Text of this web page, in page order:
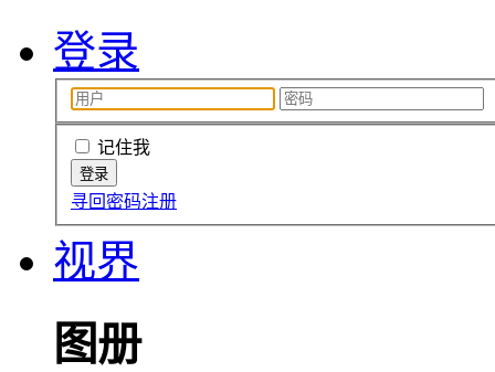
登录
记住我
寻回密码注册
视界
图册